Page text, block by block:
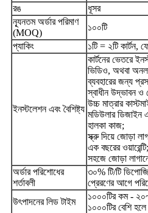
রঙ
ধূসর
ন্যূনতম অর্ডার পরিমাণ
(MOQ)
১০০টি
প্যাকিং
১টি = ২টি কার্টন,
ইনস্টলেশন এবং বৈশিষ্ট্য
কার্টনের ভেতরে
ভিডিও, অথবা
ব্যবহারের জন্য
স্বাধীন উদ্ভাবন
উচ্চ মাত্রার
মডিউলার
হালকা কাজ;
স্ক্রু দিয়ে জোড়া
এক বছরের ওয়ারেন্টি;
সহজে জোড়া
অর্ডার পরিশোধের
শর্তাবলী
৩০% টি/টি
প্রেরণের আগে
উৎপাদনের লিড টাইম
১০০০টির কম -
১০০০টির বেশি